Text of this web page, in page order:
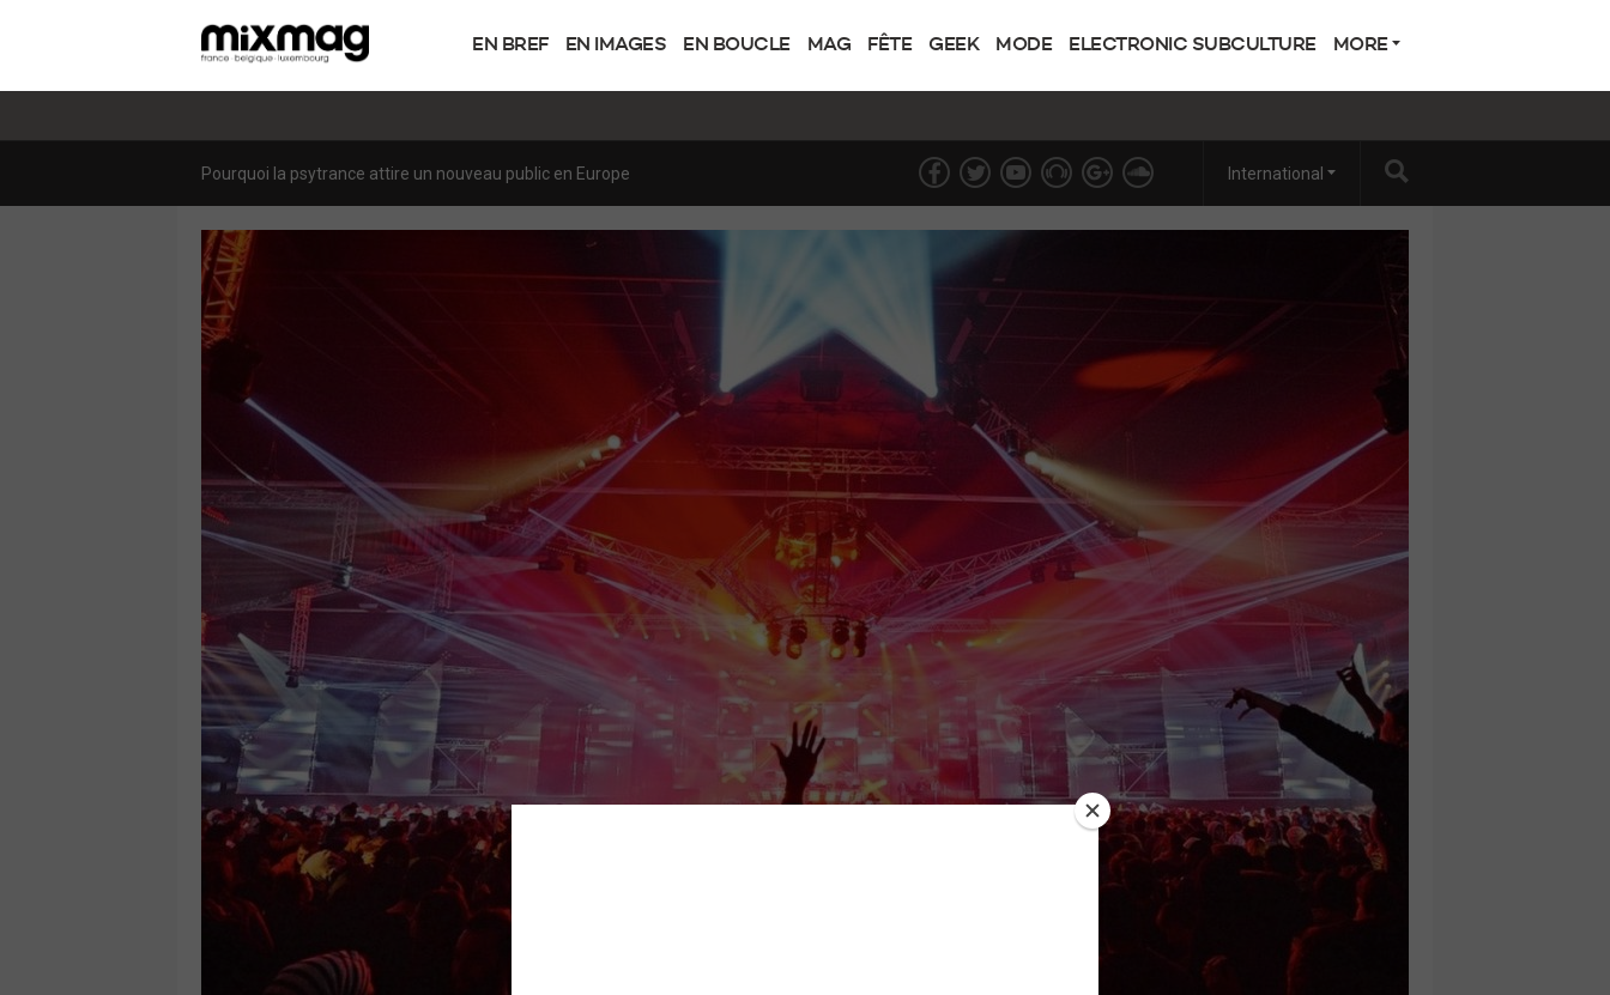
EN BREF EN IMAGES EN BOUCLE MAG FÊTE GEEK MODE ELECTRONIC SUBCULTURE MORE
Le générateur de musique par IA Suno perd une bataille judiciaire historique sur le droit d’auteur International